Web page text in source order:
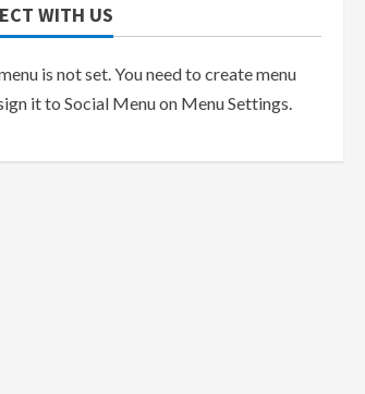
WITH US
is not set. You need to create menu
it to Social Menu on Menu Settings.